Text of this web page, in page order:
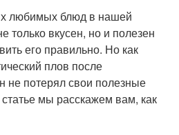
любимых блюд в нашей
только вкусен, но и полезен
его правильно. Но как
плов после
не потерял свои полезные
мы расскажем вам, как